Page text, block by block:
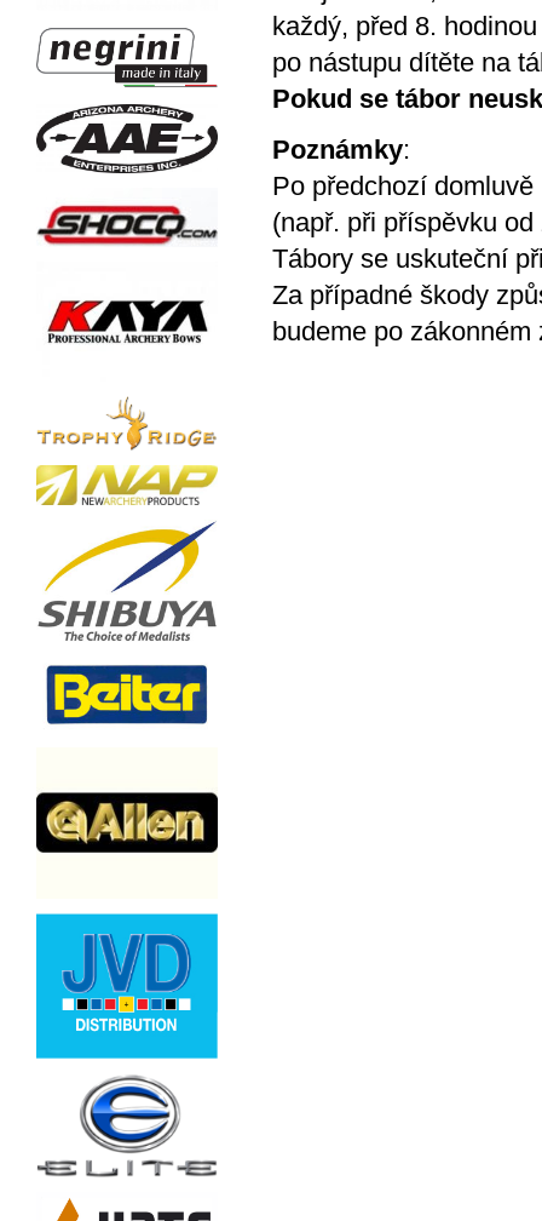
každý, před 8.
po nástupu dítěte na
Pokud se tábor
Poznámky:
Po předchozí
(např. při příspěvku
Tábory se uskuteční
Za případné škody
budeme po